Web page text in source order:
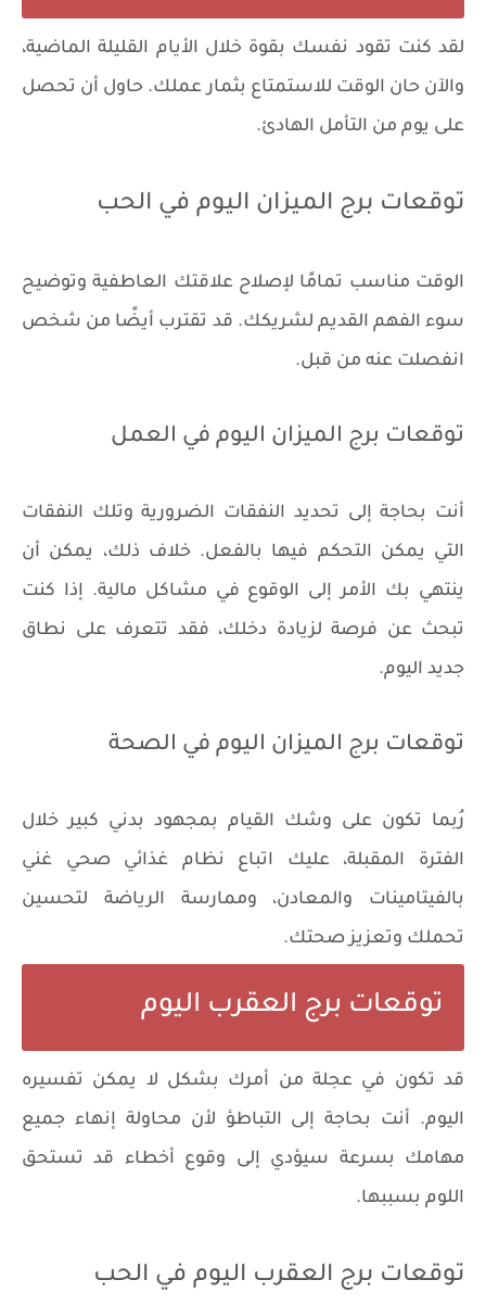
لقد كنت تقود نفسك بقوة خلال الأيام القليلة الماضية،
والآن حان الوقت للاستمتاع بثمار عملك. حاول أن تحصل
على يوم من التأمل الهادئ.
توقعات برج الميزان اليوم في الحب
الوقت مناسب تمامًا لإصلاح علاقتك العاطفية وتوضيح
سوء الفهم القديم لشريكك. قد تقترب أيضًا من شخص
انفصلت عنه من قبل.
توقعات برج الميزان اليوم في العمل
أنت بحاجة إلى تحديد النفقات الضرورية وتلك النفقات
التي يمكن التحكم فيها بالفعل. خلاف ذلك، يمكن أن
ينتهي بك الأمر إلى الوقوع في مشاكل مالية. إذا كنت
تبحث عن فرصة لزيادة دخلك، فقد تتعرف على نطاق
جديد اليوم.
توقعات برج الميزان اليوم في الصحة
رُبما تكون على وشك القيام بمجهود بدني كبير خلال
الفترة المقبلة، عليك اتباع نظام غذائي صحي غني
بالفيتامينات والمعادن، وممارسة الرياضة لتحسين
تحملك وتعزيز صحتك.
توقعات برج العقرب اليوم
قد تكون في عجلة من أمرك بشكل لا يمكن تفسيره
اليوم. أنت بحاجة إلى التباطؤ لأن محاولة إنهاء جميع
مهامك بسرعة سيؤدي إلى وقوع أخطاء قد تستحق
اللوم بسببها.
توقعات برج العقرب اليوم في الحب